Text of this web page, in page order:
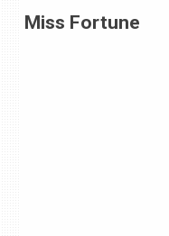
Miss Fortune